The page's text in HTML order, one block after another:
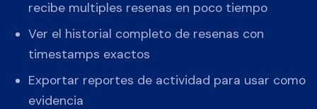
recibe multiples resenas en poco tiempo
Ver el historial completo de resenas con
timestamps exactos
Exportar reportes de actividad para usar como
evidencia